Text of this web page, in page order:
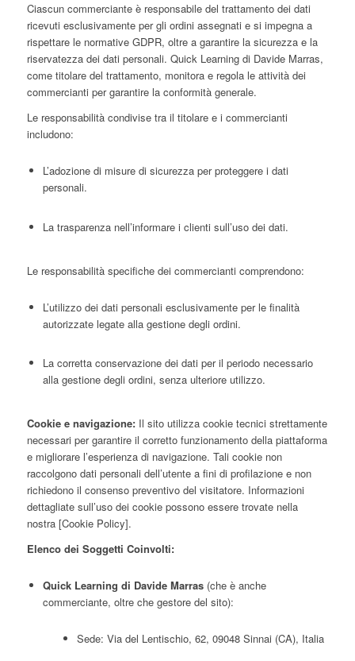
Ciascun commerciante è responsabile del trattamento dei dati
ricevuti esclusivamente per gli ordini assegnati e si impegna a
rispettare le normative GDPR, oltre a garantire la sicurezza e la
riservatezza dei dati personali. Quick Learning di Davide Marras,
come titolare del trattamento, monitora e regola le attività dei
commercianti per garantire la conformità generale.
Le responsabilità condivise tra il titolare e i commercianti
includono:
L’adozione di misure di sicurezza per proteggere i dati
personali.
La trasparenza nell’informare i clienti sull’uso dei dati.
Le responsabilità specifiche dei commercianti comprendono:
L’utilizzo dei dati personali esclusivamente per le finalità
autorizzate legate alla gestione degli ordini.
La corretta conservazione dei dati per il periodo necessario
alla gestione degli ordini, senza ulteriore utilizzo.
Cookie e navigazione:Il sito utilizza cookie tecnici strettamente
necessari per garantire il corretto funzionamento della piattaforma
e migliorare l’esperienza di navigazione. Tali cookie non
raccolgono dati personali dell’utente a fini di profilazione e non
richiedono il consenso preventivo del visitatore. Informazioni
dettagliate sull’uso dei cookie possono essere trovate nella
nostra [Cookie Policy].
Elenco dei Soggetti Coinvolti:
Quick Learning di Davide Marras(che è anche
commerciante, oltre che gestore del sito):
Sede: Via del Lentischio, 62, 09048 Sinnai (CA), Italia